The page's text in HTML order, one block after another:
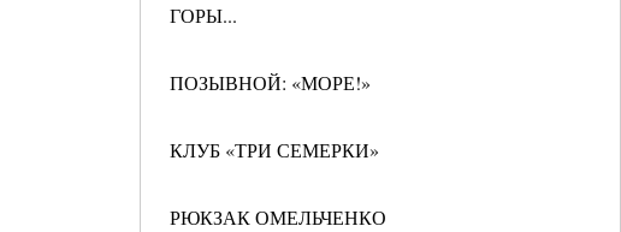
ГОРЫ...
ПОЗЫВНОЙ: «МОРЕ!»
КЛУБ «ТРИ СЕМЕРКИ»
РЮКЗАК ОМЕЛЬЧЕНКО